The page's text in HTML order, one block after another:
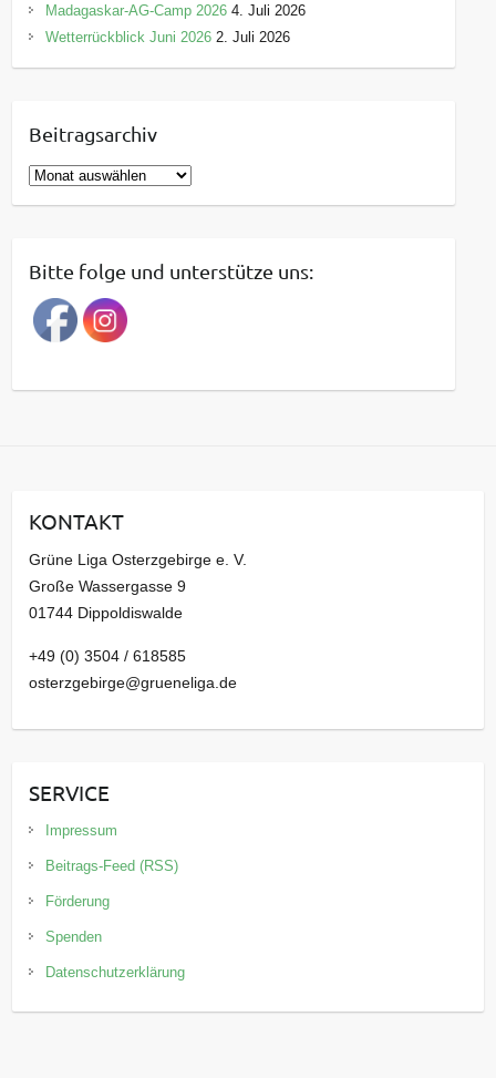
Madagaskar-AG-Camp 2026 4. Juli 2026
Wetterrückblick Juni 2026 2. Juli 2026
Beitragsarchiv
B
e
r
a
g
a
v
Bitte folge und unterstütze uns:
KONTAKT
Grüne Liga Osterzgebirge e. V.
Große Wassergasse 9
01744 Dippoldiswalde
+49 (0) 3504 / 618585
osterzgebirge@grueneliga.de
SERVICE
Impressum
Beitrags-Feed (RSS)
Förderung
Spenden
Datenschutzerklärung